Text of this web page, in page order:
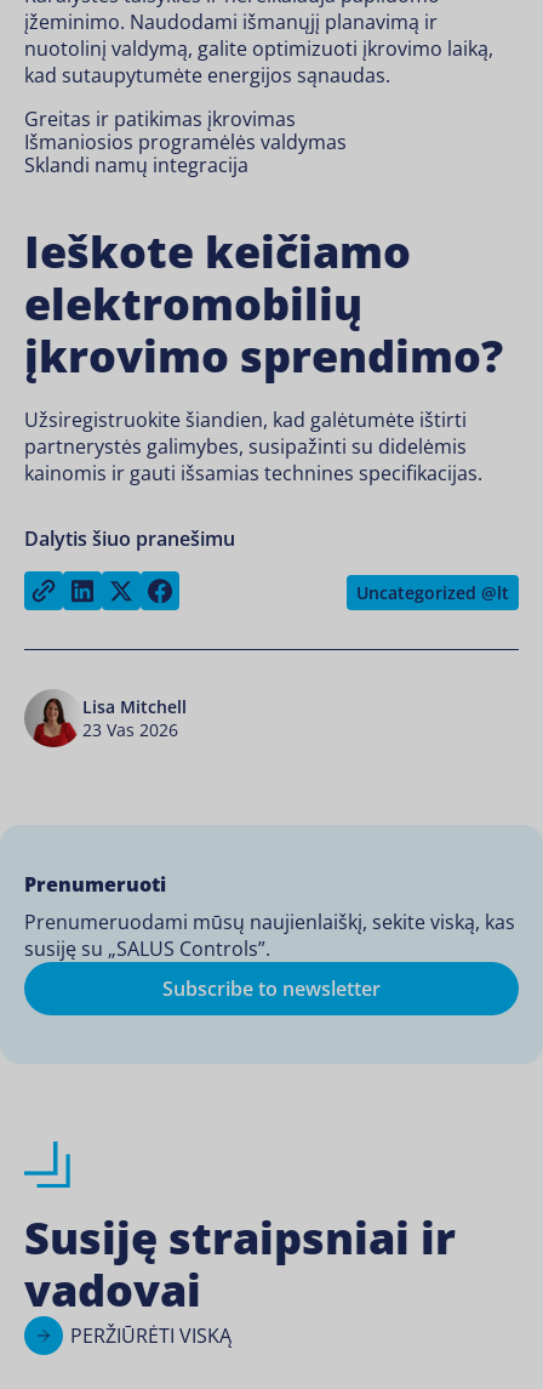
įžeminimo. Naudodami išmanųjį planavimą ir
nuotolinį valdymą, galite optimizuoti įkrovimo laiką,
kad sutaupytumėte energijos sąnaudas.
Greitas ir patikimas įkrovimas
Išmaniosios programėlės valdymas
Sklandi namų integracija
Ieškote keičiamo
elektromobilių
įkrovimo sprendimo?
Užsiregistruokite šiandien, kad galėtumėte ištirti
partnerystės galimybes, susipažinti su didelėmis
kainomis ir gauti išsamias technines specifikacijas.
Dalytis šiuo pranešimu
Copy linkShare on LinkedIn
Share on Twitter
Share on FacebookUncategorized @lt
Lisa Mitchell
23 Vas 2026
Prenumeruoti
Prenumeruodami mūsų naujienlaiškį, sekite viską, kas
susiję su „SALUS Controls”.
Subscribe to newsletter
Susiję straipsniai ir
vadovai
PERŽIŪRĖTI VISKĄ